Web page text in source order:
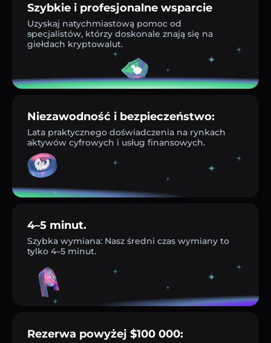
Szybkie i profesjonalne wsparcie
Uzyskaj natychmiastową pomoc od
specjalistów, którzy doskonale znają się na
giełdach kryptowalut.
Niezawodność i bezpieczeństwo:
Lata praktycznego doświadczenia na rynkach
aktywów cyfrowych i usług finansowych.
4–5 minut.
Szybka wymiana: Nasz średni czas wymiany to
tylko 4–5 minut.
Rezerwa powyżej $100 000: